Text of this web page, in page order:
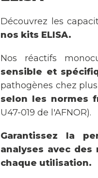
Découvrez les
nos kits ELISA.
Nos réactifs
sensible et
pathogènes chez
selon les normes
U47-019 de l'AFNOR).
Garantissez la
analyses avec
chaque utilisation.